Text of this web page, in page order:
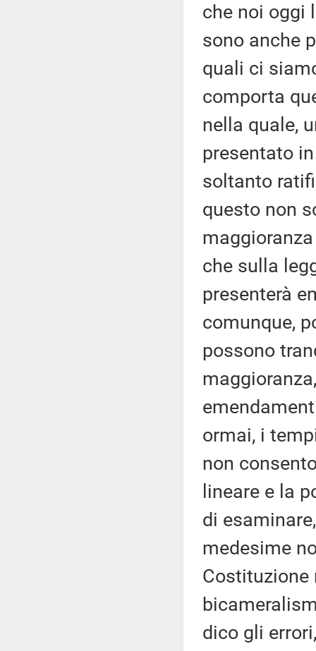
che noi oggi
sono anche
quali ci
comporta
nella quale,
presentato
soltanto
questo non
che sulla
presenterà
comunque,
possono
ormai, i
non
lineare e la
di
medesime
Costituzione
dico gli